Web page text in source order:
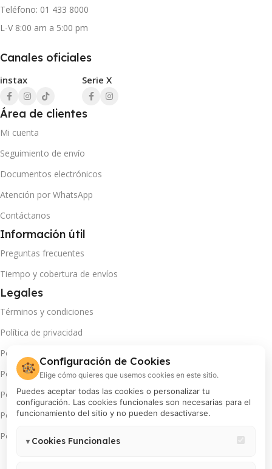
Teléfono: 01 433 8000
L-V 8:00 am a 5:00 pm
Canales oficiales
instax Serie X
Área de clientes
Mi cuenta
Seguimiento de envío
Documentos electrónicos
Atención por WhatsApp
Contáctanos
Información útil
Preguntas frecuentes
Tiempo y cobertura de envíos
Legales
Términos y condiciones
Política de privacidad
Política de cambios y devoluciones
Política de pago en cuotas
Política de servicio técnico
Política de promociones
Política de cookies
🍪 Configuración de Cookies
Elige cómo quieres que usemos cookies en este sitio.
Puedes aceptar todas las cookies o personalizar tu
configuración. Las cookies funcionales son necesarias para el
funcionamiento del sitio y no pueden desactivarse.
▼ Cookies Funcionales